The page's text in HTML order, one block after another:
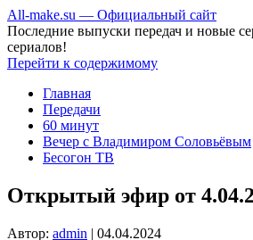
All-make.su — Официальный сайт
Последние выпуски передач и новые
сериалов!
Перейти к содержимому
Главная
Передачи
60 минут
Вечер с Владимиром Соловьёвым
Бесогон ТВ
Открытый эфир от
Автор: admin | 04.04.2024